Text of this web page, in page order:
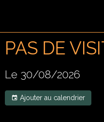
PAS DE
Le 30/08/2026
Ajouter au calendrier